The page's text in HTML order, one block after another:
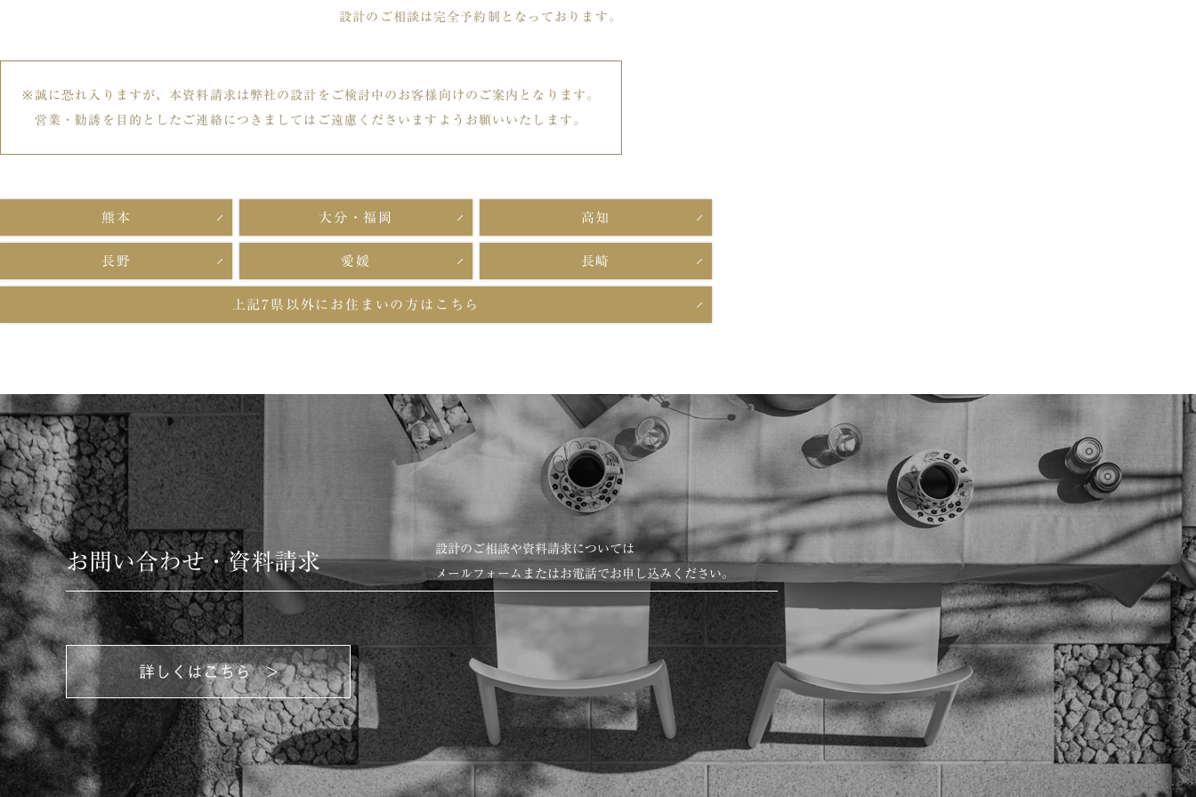
設計のご相談は完全予約制となっております。
誠に恐れ入りますが、本資料請求は弊社の設計をご検討中のお客様向けのご案内となります。
営業・勧誘を目的としたご連絡につきましてはご遠慮くださいますようお願いいたします。
熊本 大分・福岡 高知
長野 愛媛 長崎
上記7県以外に お住まいの方はこちら
お問い合わせ・資料請求
設計のご相談や資料請求については
メールフォームまたはお電話でお申し込みください。
詳しくはこちら >